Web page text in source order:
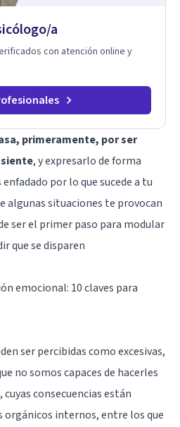
a
con atención online y
primeramente, por ser
, y expresarlo de forma
por lo que sucede a tu
algunas situaciones te provocan
ser el primer paso para modular
que se disparen
emocional: 10 claves para
ser percibidas como excesivas,
no somos capaces de hacerles
consecuencias están
orgánicos internos, entre los que